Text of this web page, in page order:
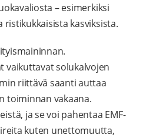
– esimerkiksi
kasviksista.
vaikuttavat solukalvojen
riittävä saanti auttaa
toiminnan vakaana.
ja se voi pahentaa EMF-
kuten unettomuutta,